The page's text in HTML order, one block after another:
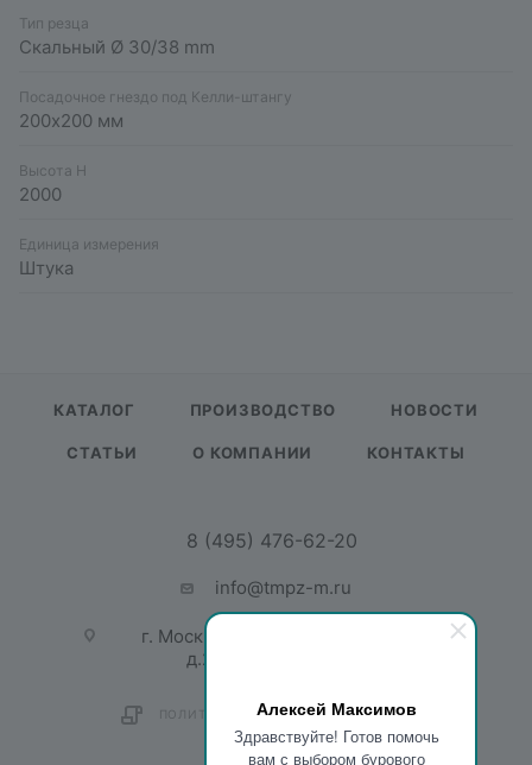
Алексей Максимов
Здравствуйте! Готов помочь
вам с выбором бурового
Тип резца
Скальный Ø 30/38 mm
Посадочное гнездо под Келли-штангу
200х200 мм
Высота H
2000
Единица измерения
Штука
КАТАЛОГ ПРОИЗВОДСТВО НОВОСТИ
СТАТЬИ О КОМПАНИИ КОНТАКТЫ
8 (495) 476-62-20
info@tmpz-m.ru
г. Москва, ул. Садовая-Спасская,
д.21/1, пом. 1, офис 201
ПОЛИТИКА КОНФИДЕНЦИАЛЬНОСТИ